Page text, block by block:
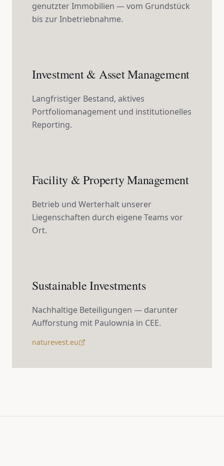
genutzter Immobilien — vom Grundstück
bis zur Inbetriebnahme.
Investment & Asset Management
Langfristiger Bestand, aktives
Portfoliomanagement und institutionelles
Reporting.
Facility & Property Management
Betrieb und Werterhalt unserer
Liegenschaften durch eigene Teams vor
Ort.
Sustainable Investments
Nachhaltige Beteiligungen — darunter
Aufforstung mit Paulownia in CEE.
naturevest.eu